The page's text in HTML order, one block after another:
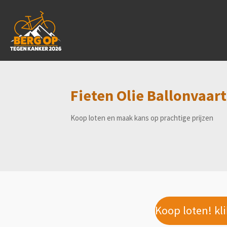
direct
naar
de
Fieten Olie Ballonvaart
Koop loten en maak kans op prachtige prijzen
Koop loten!